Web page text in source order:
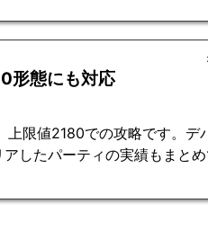
形態にも対応
限値2180での攻略です。デ
したパーティの実績もまとめ